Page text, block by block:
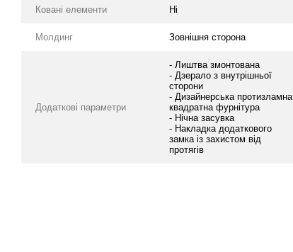
Ковані елементи Ні
Молдинг Зовнішня сторона
Додаткові параметри
- Лиштва змонтована
- Дзерало з внутрішньої
сторони
- Дизайнерська протизламна
квадратна фурнітура
- Нічна засувка
- Накладка додаткового
замка із захистом від
протягів